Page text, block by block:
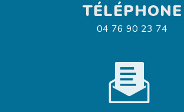
TÉLÉPHONE
04 76 90 23 74